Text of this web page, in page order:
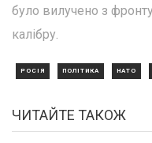
було вилучено з
калібру.
РОСІЯ ПОЛІТИКА НАТО
ЧИТАЙТЕ ТАКОЖ